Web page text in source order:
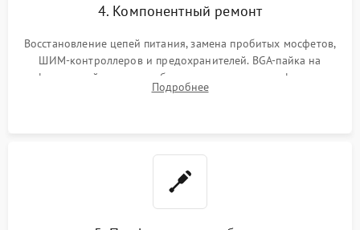
4. Компонентный ремонт
Восстановление цепей питания, замена пробитых мосфетов,
ШИМ-контроллеров и предохранителей. BGA-пайка на
инфракрасной станции реболлинг или замена графического
чипа и дефектной памяти GDDR. Прошивка BIOS
Подробнее